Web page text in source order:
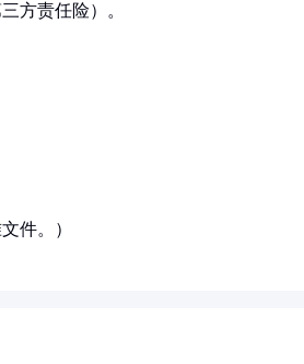
方责任险）。
件。）